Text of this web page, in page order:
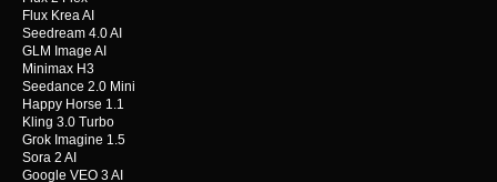
Flux Krea AI
Seedream 4.0 AI
GLM Image AI
Minimax H3
Seedance 2.0 Mini
Happy Horse 1.1
Kling 3.0 Turbo
Grok Imagine 1.5
Sora 2 AI
Google VEO 3 AI